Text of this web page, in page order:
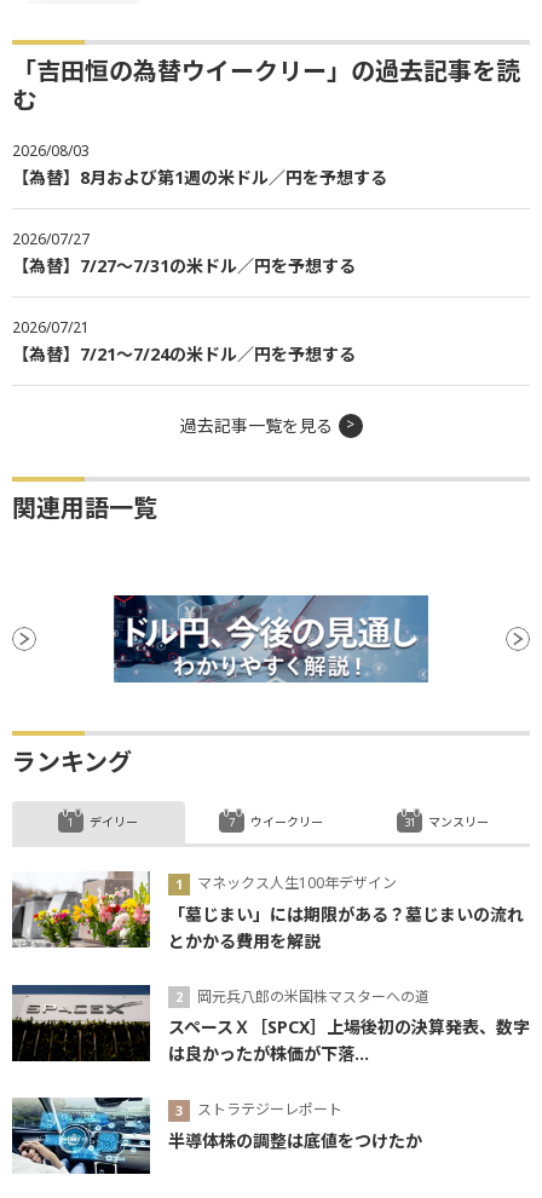
「吉田恒の為替ウイークリー」の過去記事を読
む
2026/08/03
【為替】8月および第1週の米ドル／円を予想する
2026/07/27
【為替】7/27～7/31の米ドル／円を予想する
2026/07/21
【為替】7/21～7/24の米ドル／円を予想する
過去記事一覧を見る
関連用語一覧
ランキング
デイリー
マネックス人生100年デザイン
「墓じまい」には期限がある？墓じまいの流れ
とかかる費用を解説
岡元兵八郎の米国株マスターへの道
スペースＸ［SPCX］上場後初の決算発表、数字
は良かったが株価が下落...
ストラテジーレポート
半導体株の調整は底値をつけたか
ウイークリー マンスリー